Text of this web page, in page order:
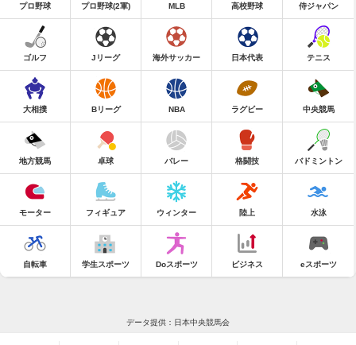
プロ野球 プロ野球(2軍) MLB 高校野球 侍ジャパン
ゴルフ Jリーグ 海外サッカー 日本代表 テニス
大相撲 Bリーグ NBA ラグビー 中央競馬
地方競馬 卓球 バレー 格闘技 バドミントン
モーター フィギュア ウィンター 陸上 水泳
自転車 学生スポーツ Doスポーツ ビジネス eスポーツ
データ提供：日本中央競馬会